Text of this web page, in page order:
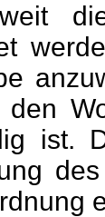
ist.